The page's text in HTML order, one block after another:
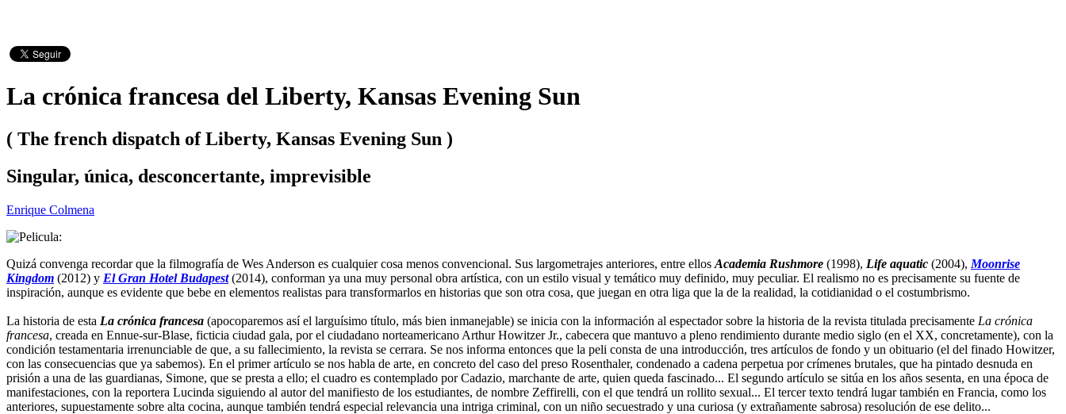
La crónica francesa del Liberty, Kansas Evening Sun
( The french dispatch of Liberty, Kansas Evening Sun )
Singular, única, desconcertante, imprevisible
Enrique Colmena
Quizá convenga recordar que la filmografía de Wes Anderson es cualquier cosa menos convencional. Sus largometrajes anteriores, entre ellos Academia Rushmore (1998), Life aquatic (2004), Moonrise
Kingdom (2012) y El Gran Hotel Budapest(2014), conforman ya una muy personal obra artística, con un estilo visual y temático muy definido, muy peculiar. El realismo no es precisamente su fuente de
inspiración, aunque es evidente que bebe en elementos realistas para transformarlos en historias que son otra cosa, que juegan en otra liga que la de la realidad, la cotidianidad o el costumbrismo.
La historia de esta La crónica francesa (apocoparemos así el larguísimo título, más bien inmanejable) se inicia con la información al espectador sobre la historia de la revista titulada precisamente La crónica
francesa, creada en Ennue-sur-Blase, ficticia ciudad gala, por el ciudadano norteamericano Arthur Howitzer Jr., cabecera que mantuvo a pleno rendimiento durante medio siglo (en el XX, concretamente), con la
condición testamentaria irrenunciable de que, a su fallecimiento, la revista se cerrara. Se nos informa entonces que la peli consta de una introducción, tres artículos de fondo y un obituario (el del finado Howitzer,
con las consecuencias que ya sabemos). En el primer artículo se nos habla de arte, en concreto del caso del preso Rosenthaler, condenado a cadena perpetua por crímenes brutales, que ha pintado desnuda en
prisión a una de las guardianas, Simone, que se presta a ello; el cuadro es contemplado por Cadazio, marchante de arte, quien queda fascinado... El segundo artículo se sitúa en los años sesenta, en una época de
manifestaciones, con la reportera Lucinda siguiendo al autor del manifiesto de los estudiantes, de nombre Zeffirelli, con el que tendrá un rollito sexual... El tercer texto tendrá lugar también en Francia, como los
anteriores, supuestamente sobre alta cocina, aunque también tendrá especial relevancia una intriga criminal, con un niño secuestrado y una curiosa (y extrañamente sabrosa) resolución de ese delito...